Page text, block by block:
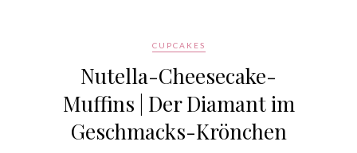
CUPCAKES
Nutella-Cheesecake-
Muffins | Der Diamant im
Geschmacks-Krönchen